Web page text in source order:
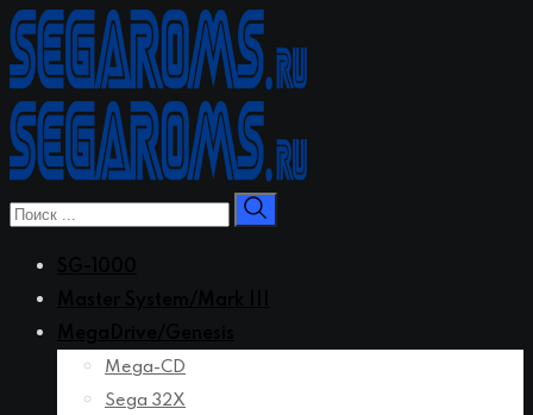
Перейти
к
контенту
Mega-CD
Sega 32X